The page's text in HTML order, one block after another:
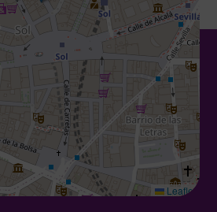
Leaflet